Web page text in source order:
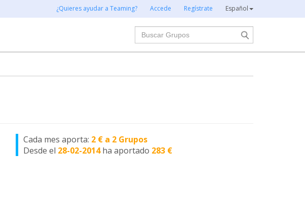
¿Quieres ayudar a Teaming? Accede Regístrate Español
Buscar
Cada mes aporta: 2 € a 2 Grupos
Desde el 28-02-2014 ha aportado 283 €